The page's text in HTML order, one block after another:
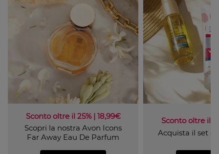
Sconto oltre il 25% | 18,99€
Scopri la nostra Avon Icons
Far Away Eau De Parfum
Sconto oltre il
Acquista il set